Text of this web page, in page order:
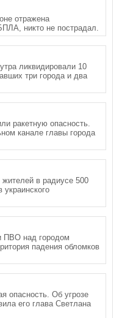
отражена
никто не пострадал.
ликвидировали 10
три города и два
ракетную опасность.
канале главы города
жителей в радиусе 500
ПВО над городом
падения обломков
опасность. Об угрозе
его глава Светлана